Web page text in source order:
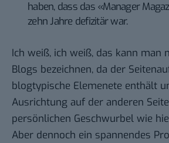
haben, dass das «Manager
zehn Jahre defizitär war.
Ich weiß, ich weiß, das kann man
Blogs bezeichnen, da der
blogtypische Elemenete enthält
Ausrichtung auf der anderen
persönlichen Geschwurbel wie
Aber dennoch ein spannendes